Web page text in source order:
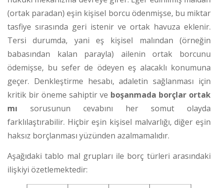
(ortak paradan) eşin kişisel borcu ödenmişse, bu miktar
tasfiye sırasında geri istenir ve ortak havuza eklenir.
Tersi durumda, yani eş kişisel malından (örneğin
babasından kalan parayla) ailenin ortak borcunu
ödemişse, bu sefer de ödeyen eş alacaklı konumuna
geçer. Denkleştirme hesabı, adaletin sağlanması için
kritik bir öneme sahiptir ve boşanmada borçlar ortak
mı sorusunun cevabını her somut olayda
farklılaştırabilir. Hiçbir eşin kişisel malvarlığı, diğer eşin
haksız borçlanması yüzünden azalmamalıdır.
Aşağıdaki tablo mal grupları ile borç türleri arasındaki
ilişkiyi özetlemektedir: